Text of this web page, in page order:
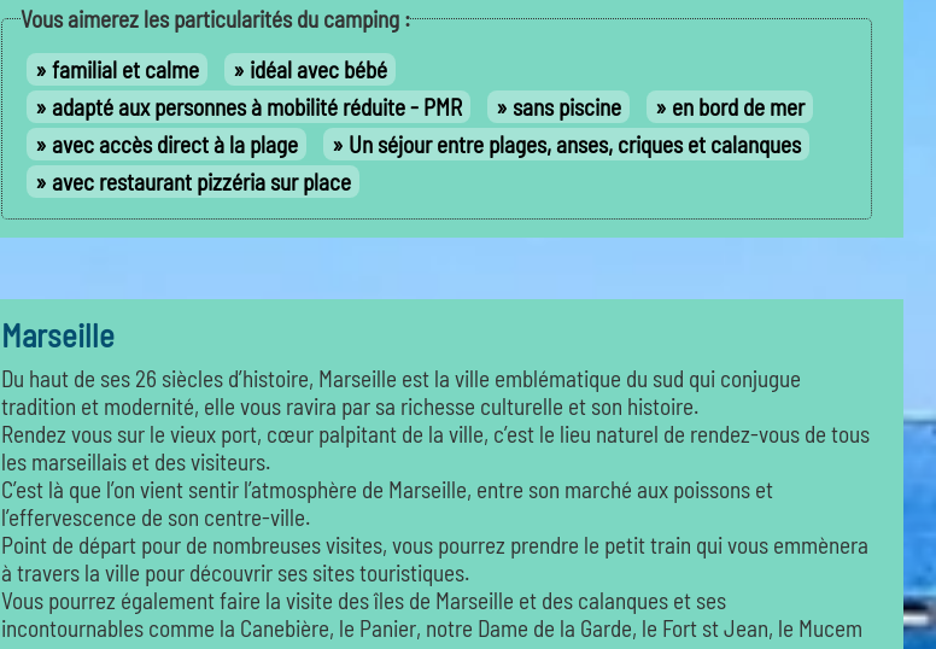
Vous aimerez les particularités du camping :
familial et calme
idéal avec bébé
adapté aux personnes à mobilité réduite - PMR
sans piscine
en bord de mer
avec accès direct à la plage
Un séjour entre plages, anses, criques et calanques
avec restaurant pizzéria sur place
Marseille
Du haut de ses 26 siècles d’histoire, Marseille est la ville emblématique du sud qui conjugue
tradition et modernité, elle vous ravira par sa richesse culturelle et son histoire.
Rendez vous sur le vieux port, cœur palpitant de la ville, c’est le lieu naturel de rendez-vous de tous
les marseillais et des visiteurs.
C’est là que l’on vient sentir l’atmosphère de Marseille, entre son marché aux poissons et
l’effervescence de son centre-ville.
Point de départ pour de nombreuses visites, vous pourrez prendre le petit train qui vous emmènera
à travers la ville pour découvrir ses sites touristiques.
Vous pourrez également faire la visite des îles de Marseille et des calanques et ses
incontournables comme la Canebière, le Panier, notre Dame de la Garde, le Fort st Jean, le Mucem